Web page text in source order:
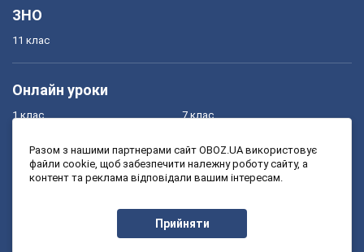
ЗНО
11 клас
Онлайн уроки
1 клас
3 клас
7 клас
9 клас
Разом з нашими партнерами сайт OBOZ.UA використовує
файли cookie, щоб забезпечити належну роботу сайту, а
контент та реклама відповідали вашим інтересам.
Прийняти